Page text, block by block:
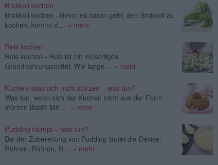
Brokkoli kochen
Brokkoli kochen - Bevor es daran geht, den Brokkoli zu
kochen, kommt d... » mehr
Reis kochen
Reis kochen - Reis ist ein vielseitiges
Grundnahrungsmittel. Wie lange... » mehr
Kuchen lässt sich nicht stürzen – was tun?
Was tun, wenn sich der Kuchen nicht aus der Form
stürzen lässt? Mit ... » mehr
Pudding klumpt – was tun?
Bei der Zubereitung von Pudding lautet die Devise:
Rühren, Rühren, R... » mehr